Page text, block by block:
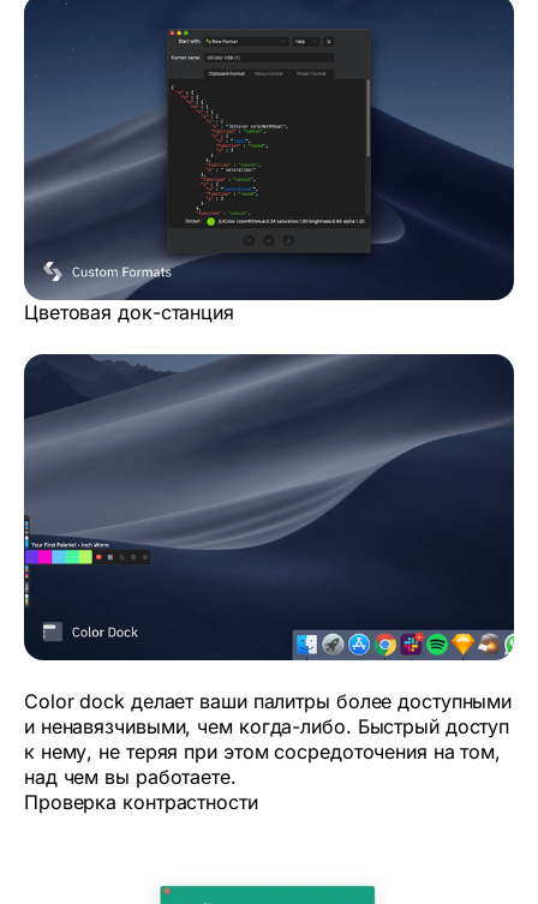
Цветовая док-станция
Color dock делает ваши палитры более доступными
и ненавязчивыми, чем когда-либо. Быстрый доступ
к нему, не теряя при этом сосредоточения на том,
над чем вы работаете.
Проверка контрастности